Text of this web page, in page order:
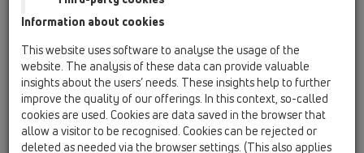
Trapinė įstatoma 41x35mm
04 Sifonai dušo padėklams / Priedai, pagalbinės
(papildomos) medžiagos / Atsarginės dalys /
HL01053D
Trapinė 78x90mm
HL01060D
Information about cookies
This website uses software to analyse the usage of the
website. The analysis of these data can provide valuable
insights about the users’ needs. These insights help to further
improve the quality of our offerings. In this context, so-called
cookies are used. Cookies are data saved in the browser that
allow a visitor to be recognised. Cookies can be rejected or
deleted as needed via the browser settings. (This also applies